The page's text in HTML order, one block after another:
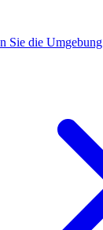
Sie die Umgebung